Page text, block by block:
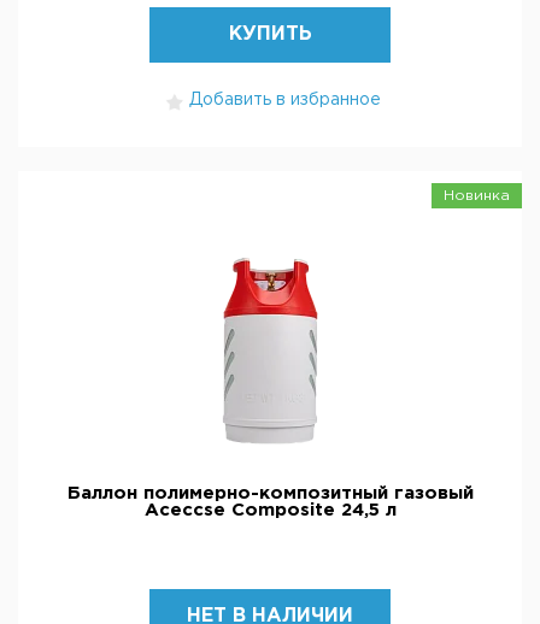
КУПИТЬ
Добавить в избранное
Новинка
Баллон полимерно-композитный газовый
Aceccse Composite 24,5 л
НЕТ В НАЛИЧИИ